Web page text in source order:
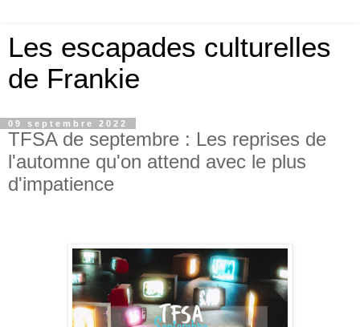
Les escapades culturelles
de Frankie
09 septembre 2022
TFSA de septembre : Les reprises de
l'automne qu'on attend avec le plus
d'impatience